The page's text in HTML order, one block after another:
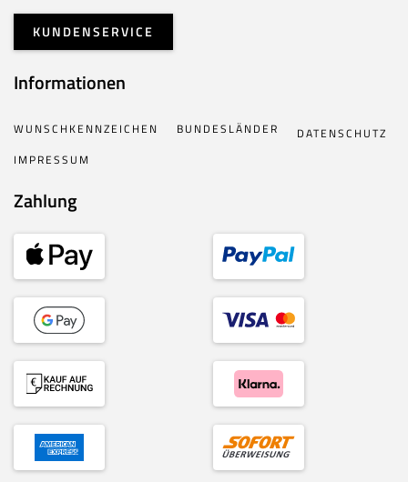
KUNDENSERVICE
Informationen
WUNSCHKENNZEICHEN BUNDESLÄNDER
DATENSCHUTZ
IMPRESSUM
Zahlung